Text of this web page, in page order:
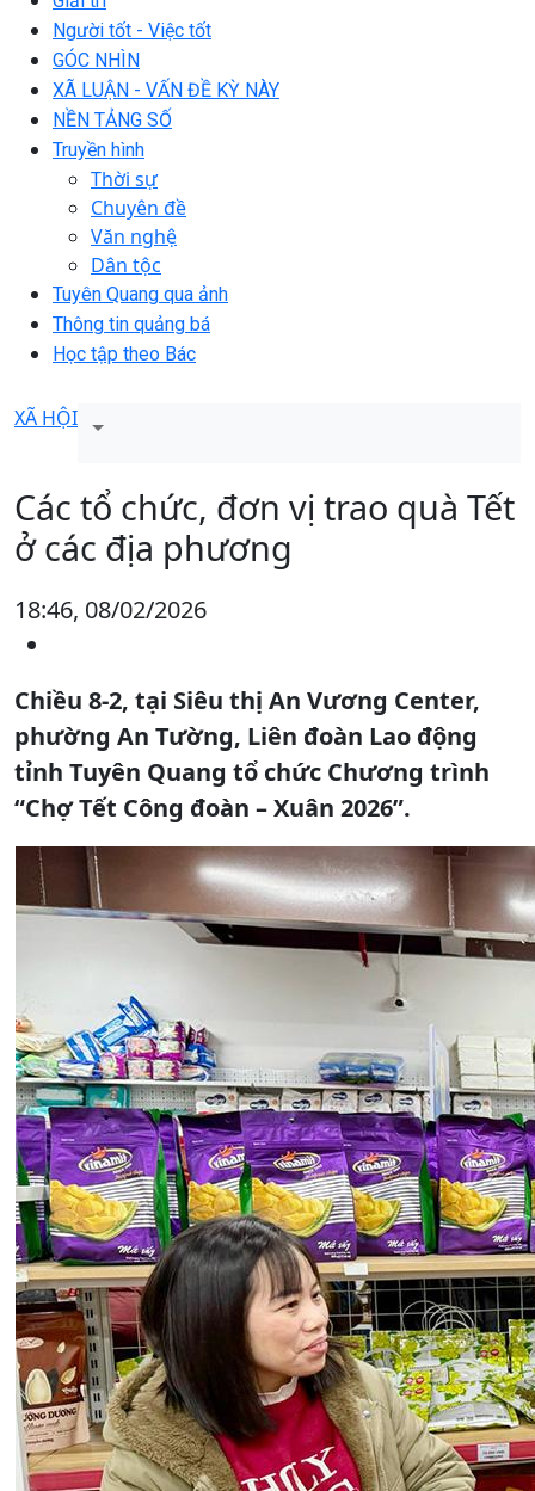
Người tốt - Việc tốt
GÓC NHÌN
XÃ LUẬN - VẤN ĐỀ KỲ NÀY
NỀN TẢNG SỐ
Truyền hình
Thời sự
Chuyên đề
Văn nghệ
Dân tộc
Tuyên Quang qua ảnh
Thông tin quảng bá
Học tập theo Bác
XÃ HỘI
Các tổ chức, đơn vị trao quà Tết
ở các địa phương
18:46, 08/02/2026
Chiều 8-2, tại Siêu thị An Vương Center,
phường An Tường, Liên đoàn Lao động
tỉnh Tuyên Quang tổ chức Chương trình
“Chợ Tết Công đoàn – Xuân 2026”.